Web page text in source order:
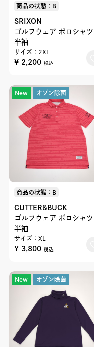
商品の状態：B
SRIXON
ゴルフウェア ポロシャツ
半袖
サイズ：2XL
¥ 2,200 税込
New オゾン除菌
商品の状態：B
CUTTER&BUCK
ゴルフウェア ポロシャツ
半袖
サイズ：XL
¥ 3,800 税込
New オゾン除菌